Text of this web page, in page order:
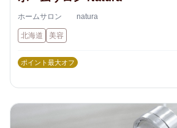
ホームサロン natura
北海道 美容
ポイント最大オフ